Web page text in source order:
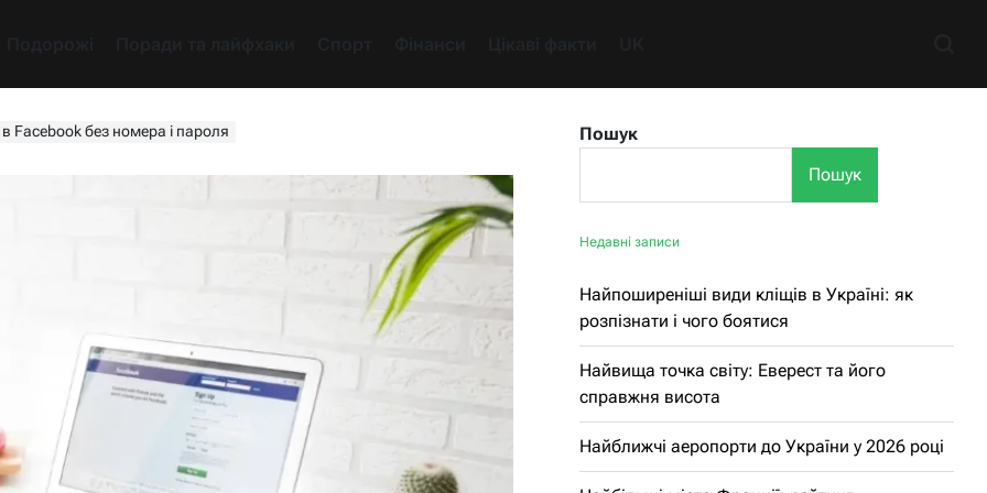
в Facebook без номера і пароля
Пошук
Пошук
Недавні записи
Найпоширеніші види кліщів в Україні: як
розпізнати і чого боятися
Найвища точка світу: Еверест та його
справжня висота
Найближчі аеропорти до України у 2026 році